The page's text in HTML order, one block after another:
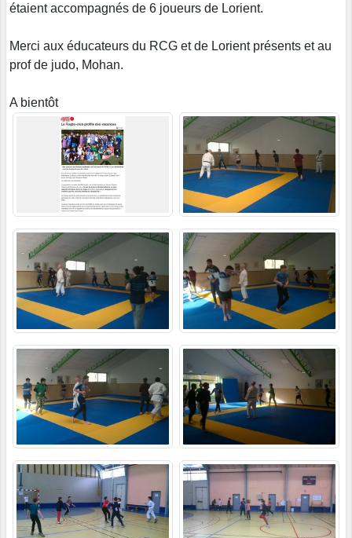
étaient accompagnés de 6 joueurs de Lorient.
Merci aux éducateurs du RCG et de Lorient présents et au
prof de judo, Mohan.
A bientôt